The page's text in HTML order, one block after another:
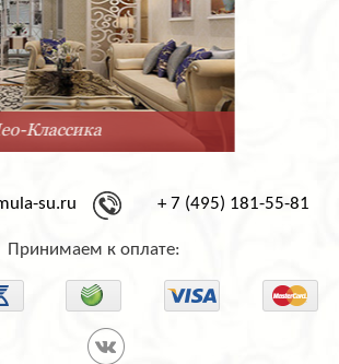
Минимализм
su.ru + 7 (495) 181-55-81
Принимаем к оплате: